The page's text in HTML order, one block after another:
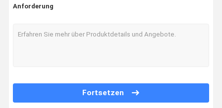
KTP-Kristalle
Anforderung
Fortsetzen